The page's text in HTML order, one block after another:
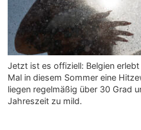
Jetzt ist es offiziell: Belgien
Mal in diesem Sommer eine
liegen regelmäßig über 30 Grad
Jahreszeit zu mild.